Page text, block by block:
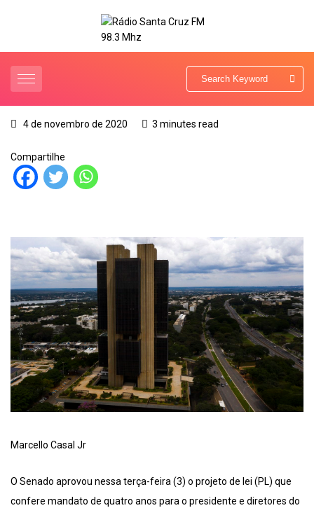
4 de novembro de 2020 3 minutes read
Compartilhe
Marcello Casal Jr
O Senado aprovou nessa terça-feira (3) o projeto de lei (PL) que
confere mandato de quatro anos para o presidente e diretores do